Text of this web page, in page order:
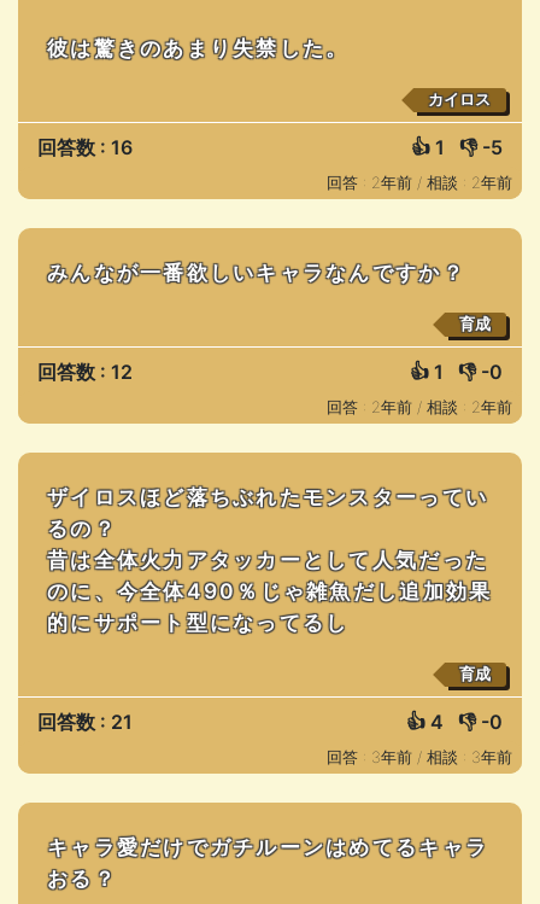
彼は驚きのあまり失禁した。
カイロス
回答数 : 16 👍 1 👎 -5
回答 : 2年前 / 相談 : 2年前
みんなが一番欲しいキャラなんですか？
育成
回答数 : 12 👍 1 👎 -0
回答 : 2年前 / 相談 : 2年前
ザイロスほど落ちぶれたモンスターってい
るの？
昔は全体火力アタッカーとして人気だった
のに、今全体490％じゃ雑魚だし追加効果
的にサポート型になってるし
育成
回答数 : 21 👍 4 👎 -0
回答 : 3年前 / 相談 : 3年前
キャラ愛だけでガチルーンはめてるキャラ
おる？